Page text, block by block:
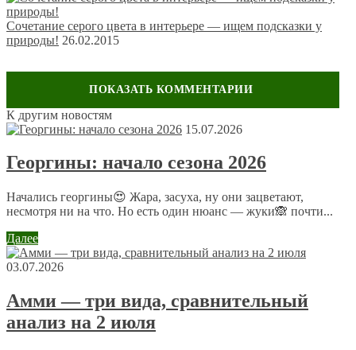
Сочетание серого цвета в интерьере — ищем подсказки у
природы! 26.02.2015
Обсуждение: есть 1 комментарий
Людмила
16 декабря 2013 в 21:57
Как раз вчера, наконец-то купили новую плиту.
Выбирать сейчас очень сложно, многое зависит от
объяснить + и — каждой модели. Выбрали полностью
газовую плиту с духовкой фирмы Bosch. Осталось
подключить и пробовать.
Оставить комментарий
Ваш адрес email не будет опубликован.
К другим новостям
15.07.2026
Георгины: начало сезона 2026
Начались георгины😍 Жара, засуха, ну они зацветают,
несмотря ни на что. Но есть один нюанс — жуки🙈 почти...
Далее
03.07.2026
Амми — три вида, сравнительный
анализ на 2 июля